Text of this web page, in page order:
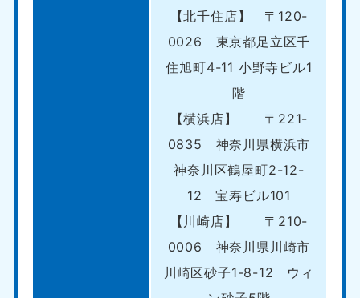
【北千住店】 〒120-
0026 東京都足立区千
住旭町4-11 小野寺ビル1
階
【横浜店】 〒221-
0835 神奈川県横浜市
神奈川区鶴屋町2-12-
12 宝寿ビル101
【川崎店】 〒210-
0006 神奈川県川崎市
川崎区砂子1-8-12 ウィ